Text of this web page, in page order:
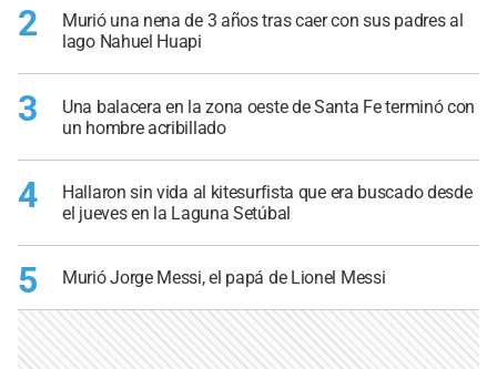
2
Murió una nena de 3 años tras caer con sus padres al
lago Nahuel Huapi
3
Una balacera en la zona oeste de Santa Fe terminó con
un hombre acribillado
4
Hallaron sin vida al kitesurfista que era buscado desde
el jueves en la Laguna Setúbal
5 Murió Jorge Messi, el papá de Lionel Messi